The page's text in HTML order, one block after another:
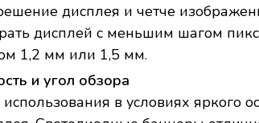
дисплея и четче
дисплей с меньшим шагом
1,2 мм или 1,5 мм.
и угол обзора
в условиях яркого